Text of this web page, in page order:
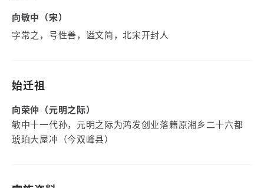
向敏中（宋）
字常之，号性善，谥文简，北宋开封人
始迁祖
向荣仲（元明之际）
敏中十一代孙，元明之际为鸿发创业落籍原湘乡二十六都
琥珀大屋冲（今双峰县）